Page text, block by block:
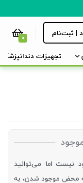
| ثبت‌نام 0
تجهیزات دندانپزشکی
نیست اما می‌توانید
به محض موجود شدن، به